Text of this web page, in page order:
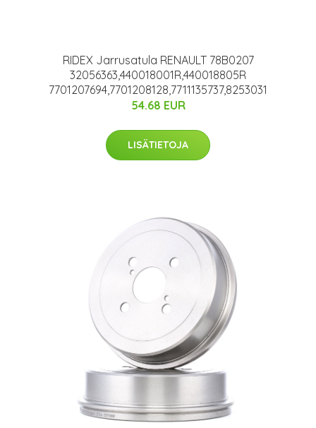
RIDEX Jarrusatula RENAULT 78B0207
32056363,440018001R,440018805R
7701207694,7701208128,7711135737,8253031
54.68 EUR
LISÄTIETOJA